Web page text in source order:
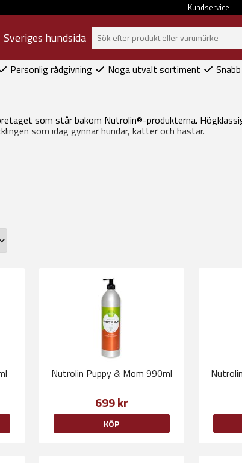
Kundservice
Sveriges hundsida
Personlig rådgivning Noga utvalt sortiment
som står bakom Nutrolin®-produkterna.
som idag gynnar hundar, katter och hästar.
Nutrolin Puppy & Mom 990ml
699 kr
KÖP